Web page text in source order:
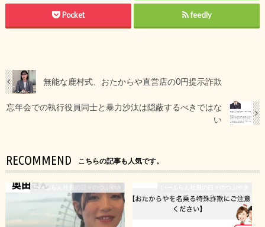
Pocket feedly
無能な鹿村式、おたからや直営店の0円提示詐欺
忘年会での執行役員同士と暴力沙汰は隠蔽するべきではな
い
RECOMMEND こちらの記事も人気です。
いーふらん社員の日々のつぶやき